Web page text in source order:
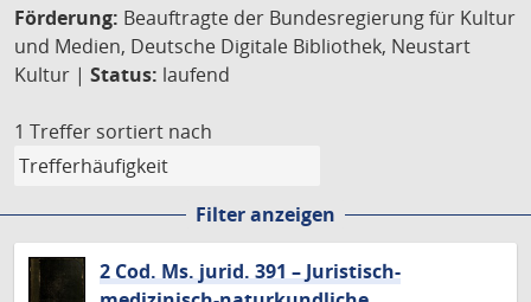
Förderung: Beauftragte der Bundesregierung für Kultur
und Medien, Deutsche Digitale Bibliothek, Neustart
Kultur | Status: laufend
1 Treffer sortiert nach
Filter anzeigen
2 Cod. Ms. jurid. 391 – Juristisch-